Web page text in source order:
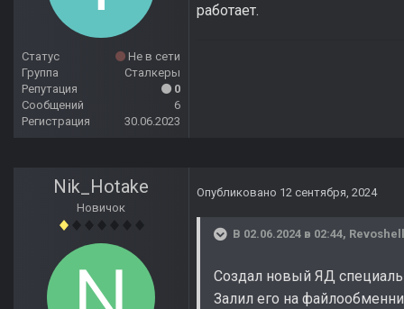
Статус
Не в сети
Группа
Сталкеры
Репутация
0
Сообщений
6
Регистрация
30.06.2023
работает.
Nik_Hotake
Новичок
Опубликовано 12 сентября, 2024
В 02.06.2024 в 02:44, Revoshell
Создал новый ЯД
Залил его на